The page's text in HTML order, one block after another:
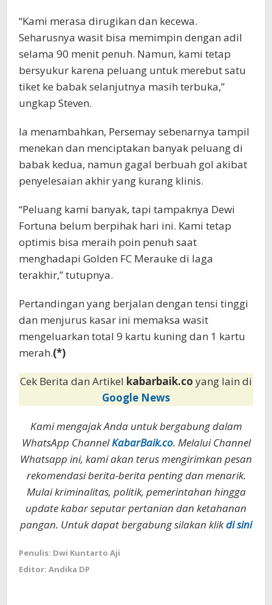
“Kami merasa dirugikan dan kecewa.
Seharusnya wasit bisa memimpin dengan adil
selama 90 menit penuh. Namun, kami tetap
bersyukur karena peluang untuk merebut satu
tiket ke babak selanjutnya masih terbuka,”
ungkap Steven.
Ia menambahkan, Persemay sebenarnya tampil
menekan dan menciptakan banyak peluang di
babak kedua, namun gagal berbuah gol akibat
penyelesaian akhir yang kurang klinis.
“Peluang kami banyak, tapi tampaknya Dewi
Fortuna belum berpihak hari ini. Kami tetap
optimis bisa meraih poin penuh saat
menghadapi Golden FC Merauke di laga
terakhir,” tutupnya.
Pertandingan yang berjalan dengan tensi tinggi
dan menjurus kasar ini memaksa wasit
mengeluarkan total 9 kartu kuning dan 1 kartu
merah.(*)
Cek Berita dan Artikel kabarbaik.co yang lain di
Google News
Kami mengajak Anda untuk bergabung dalam
WhatsApp ChannelKabarBaik.co. Melalui Channel
Whatsapp ini, kami akan terus mengirimkan pesan
rekomendasi berita-berita penting dan menarik.
Mulai kriminalitas, politik, pemerintahan hingga
update kabar seputar pertanian dan ketahanan
pangan. Untuk dapat bergabung silakan klikdi sini
Penulis: Dwi Kuntarto Aji
Editor: Andika DP